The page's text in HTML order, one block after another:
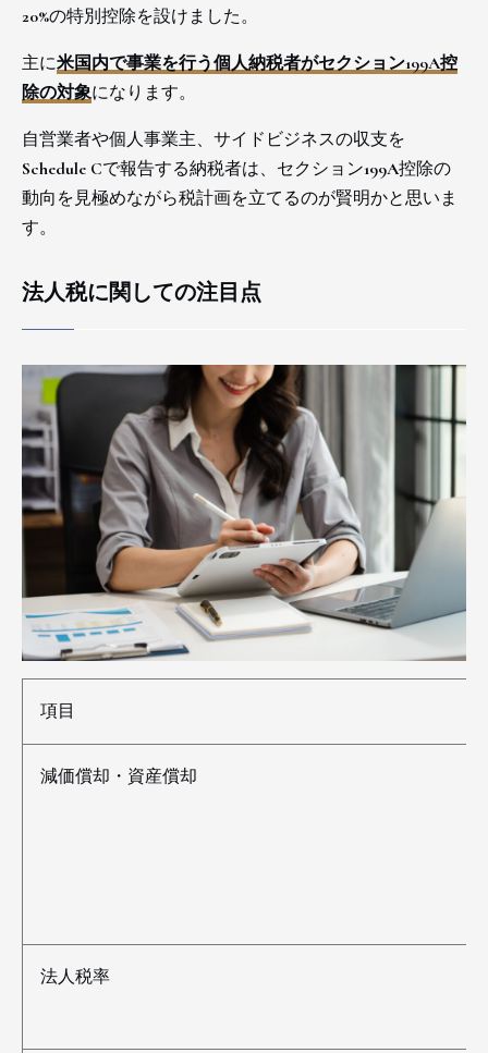
20%の特別控除を設けました。
主に米国内で事業を行う個人納税者がセクション199A控
除の対象になります。
自営業者や個人事業主、サイドビジネスの収支を
Schedule Cで報告する納税者は、セクション199A控除の
動向を見極めながら税計画を立てるのが賢明かと思いま
す。
法人税に関しての注目点
項目
減価償却・資産償却
法人税率